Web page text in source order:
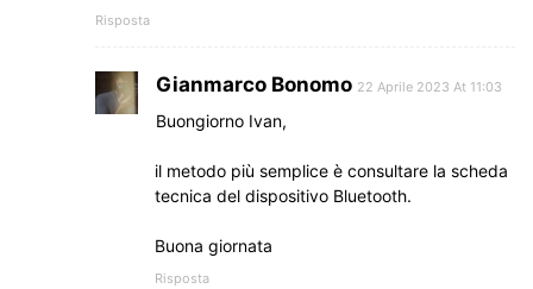
Risposta
Gianmarco Bonomo 22 Aprile 2023 At 11:03
Buongiorno Ivan,
il metodo più semplice è consultare la scheda
tecnica del dispositivo Bluetooth.
Buona giornata
Risposta